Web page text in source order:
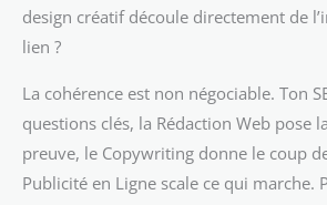
design créatif découle directement de
lien ?
La cohérence est non négociable. Ton
questions clés, la Rédaction Web pose
preuve, le Copywriting donne le coup
Publicité en Ligne scale ce qui marche.